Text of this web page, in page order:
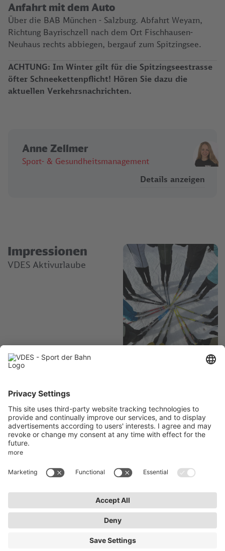
Anfahrt mit dem Auto
Über die BAB München - Salzburg. Abfahrt Weyarn,
Richtung Bayrischzell nach dem Ort Fischhausen-
Neuhaus rechts abbiegen, bergauf zum Spitzingsee.
ACHTUNG: Im Winter gilt für die Spitzingseestrasse
öfter Schneekettenpflicht! Hören Sie dazu die
aktuellen Verkehrsnachrichten.
Anne Zellmer
Sport- & Gesund­heits­management
Details anzeigen
Impressionen
VDES Aktivurlaube
Aktuelles
AktivWelt
Impressum
Newsletter abonnieren
Bleiben Sie auf dem Laufenden über Neuigkeiten und
Veranstaltungen des VDES.